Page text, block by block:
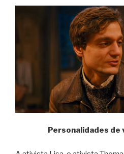
Personalidades de